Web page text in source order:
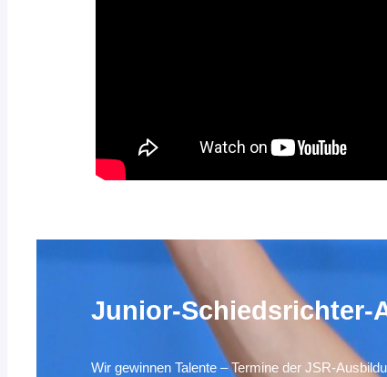
Junior-Schiedsrichter-
Wir gewinnen Talente – Termine der JSR-